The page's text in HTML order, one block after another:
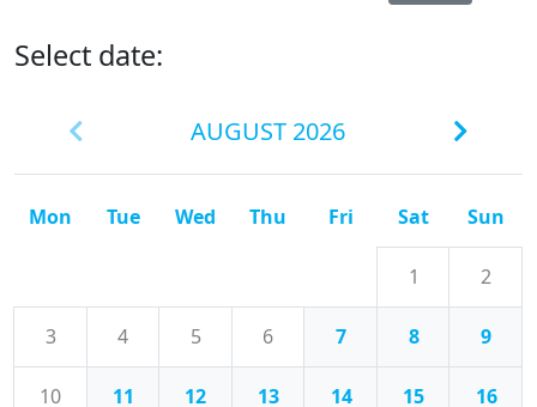
Select date:
AUGUST 2026
Mon Tue Wed Thu Fri Sat Sun
1 2
3 4 5 6 7 8 9
10 11 12 13 14 15 16